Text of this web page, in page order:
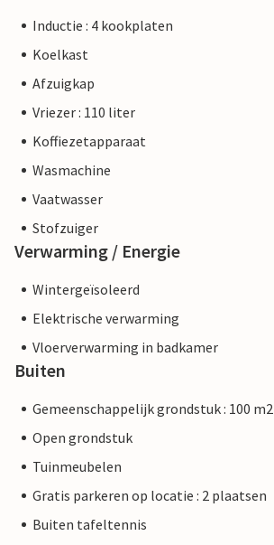
Inductie : 4 kookplaten
Koelkast
Afzuigkap
Vriezer : 110 liter
Koffiezetapparaat
Wasmachine
Vaatwasser
Stofzuiger
Verwarming / Energie
Wintergeïsoleerd
Elektrische verwarming
Vloerverwarming in badkamer
Buiten
Gemeenschappelijk grondstuk : 100 m2
Open grondstuk
Tuinmeubelen
Gratis parkeren op locatie : 2 plaatsen
Buiten tafeltennis